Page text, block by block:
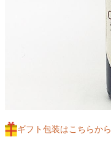
ギフト包装はこちらから